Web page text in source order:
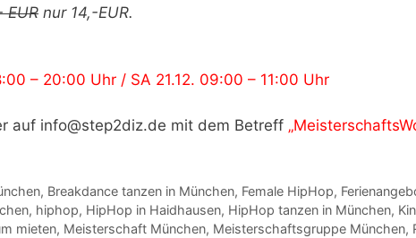
EUR nur 14,-EUR.
– 20:00 Uhr / SA 21.12. 09:00 – 11:00 Uhr
auf info@step2diz.de mit dem Betreff
, Breakdance tanzen in München, Female HipHop,
, hiphop, HipHop in Haidhausen, HipHop tanzen in München,
mieten, Meisterschaft München, Meisterschaftsgruppe München,